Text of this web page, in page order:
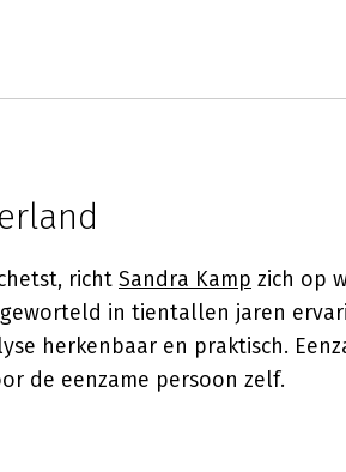
richt Sandra Kamp zich op
in tientallen jaren
herkenbaar en praktisch.
de eenzame persoon zelf.